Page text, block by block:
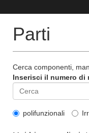
Parti
Cerca componenti,
Inserisci il numero di
polifunzionali